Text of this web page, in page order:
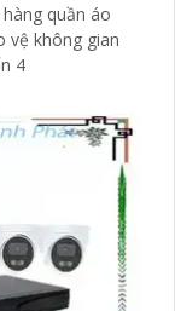
quần áo
vệ không gian
4